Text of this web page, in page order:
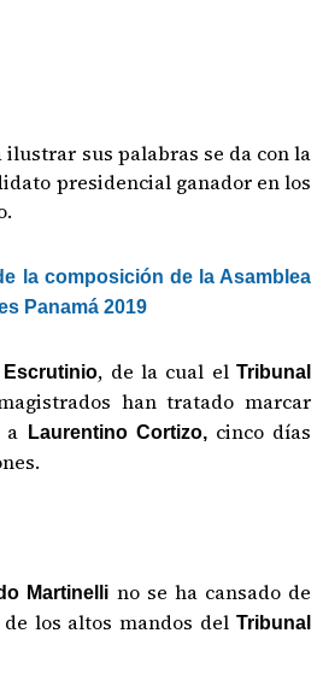
sus palabras se da con la
presidencial ganador en los
la composición de la Asamblea
Panamá 2019
, de la cual elTribunal
han tratado marcar
a
Laurentino Cortizo, cinco días
Martinelli no se ha cansado de
los altos mandos del Tribunal